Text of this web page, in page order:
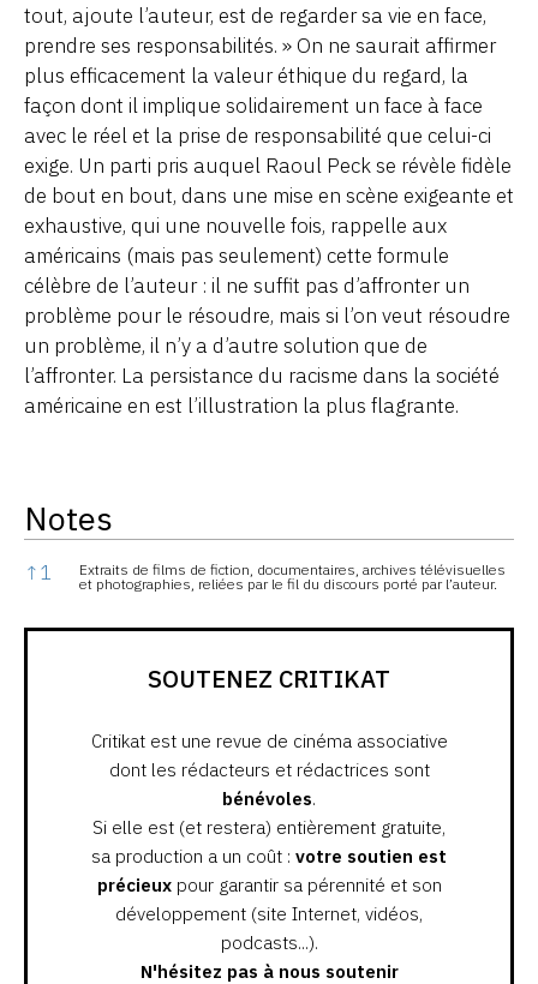
tout, ajoute l’auteur, est de regarder sa vie en face,
prendre ses responsabilités. » On ne saurait affirmer
plus efficacement la valeur éthique du regard, la
façon dont il implique solidairement un face à face
avec le réel et la prise de responsabilité que celui-ci
exige. Un parti pris auquel Raoul Peck se révèle fidèle
de bout en bout, dans une mise en scène exigeante et
exhaustive, qui une nouvelle fois, rappelle aux
américains (mais pas seulement) cette formule
célèbre de l’auteur : il ne suffit pas d’affronter un
problème pour le résoudre, mais si l’on veut résoudre
un problème, il n’y a d’autre solution que de
l’affronter. La persistance du racisme dans la société
américaine en est l’illustration la plus flagrante.
Notes
Notes
↑ 1
Extraits de films de fiction, documentaires, archives télévisuelles
et photographies, reliées par le fil du discours porté par l’auteur.
SOUTENEZ CRITIKAT
Critikat est une revue de cinéma associative
dont les rédacteurs et rédactrices sont
bénévoles.
Si elle est (et restera) entièrement gratuite,
sa production a un coût : votre soutien est
précieuxpour garantir sa pérennité et son
développement (site Internet, vidéos,
podcasts...).
N'hésitez pas à nous soutenir